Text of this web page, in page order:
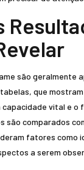
são geralmente
que
vital e o
são comparados
fatores como
a serem